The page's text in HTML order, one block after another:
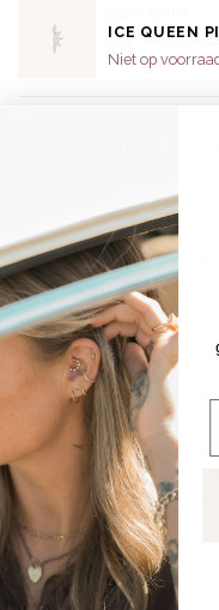
ICE QUEEN
Niet op
DEAR DIARY
Niet op voorraad
DEAR DIARY
PAINTED
Niet op
SHIPPING &
Free shipping on
Orders under €150:
For a full overview of
ourShipping &